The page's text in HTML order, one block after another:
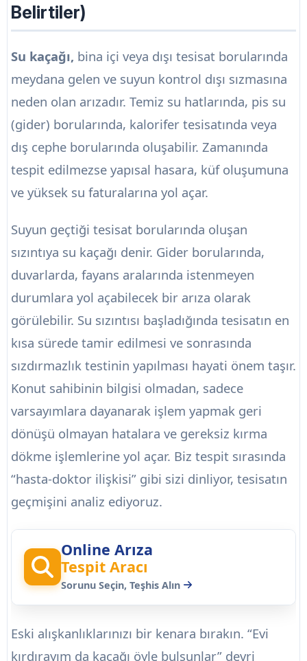
Belirtiler)
Su kaçağı, bina içi veya dışı tesisat borularında
meydana gelen ve suyun kontrol dışı sızmasına
neden olan arızadır. Temiz su hatlarında, pis su
(gider) borularında, kalorifer tesisatında veya
dış cephe borularında oluşabilir. Zamanında
tespit edilmezse yapısal hasara, küf oluşumuna
ve yüksek su faturalarına yol açar.
Suyun geçtiği tesisat borularında oluşan
sızıntıya su kaçağı denir. Gider borularında,
duvarlarda, fayans aralarında istenmeyen
durumlara yol açabilecek bir arıza olarak
görülebilir. Su sızıntısı başladığında tesisatın en
kısa sürede tamir edilmesi ve sonrasında
sızdırmazlık testinin yapılması hayati önem taşır.
Konut sahibinin bilgisi olmadan, sadece
varsayımlara dayanarak işlem yapmak geri
dönüşü olmayan hatalara ve gereksiz kırma
dökme işlemlerine yol açar. Biz tespit sırasında
“hasta-doktor ilişkisi” gibi sizi dinliyor, tesisatın
geçmişini analiz ediyoruz.
Online Arıza
Tespit Aracı
Sorunu Seçin, Teşhis Alın
Eski alışkanlıklarınızı bir kenara bırakın. “Evi
kırdırayım da kaçağı öyle bulsunlar” devri